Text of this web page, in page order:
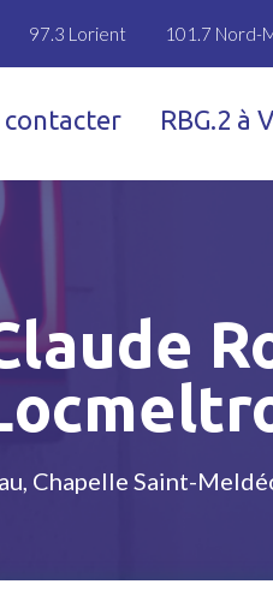
97.3 Lorient 101.7 Nord-
contacter RBG.2 à
Chapelle Saint-